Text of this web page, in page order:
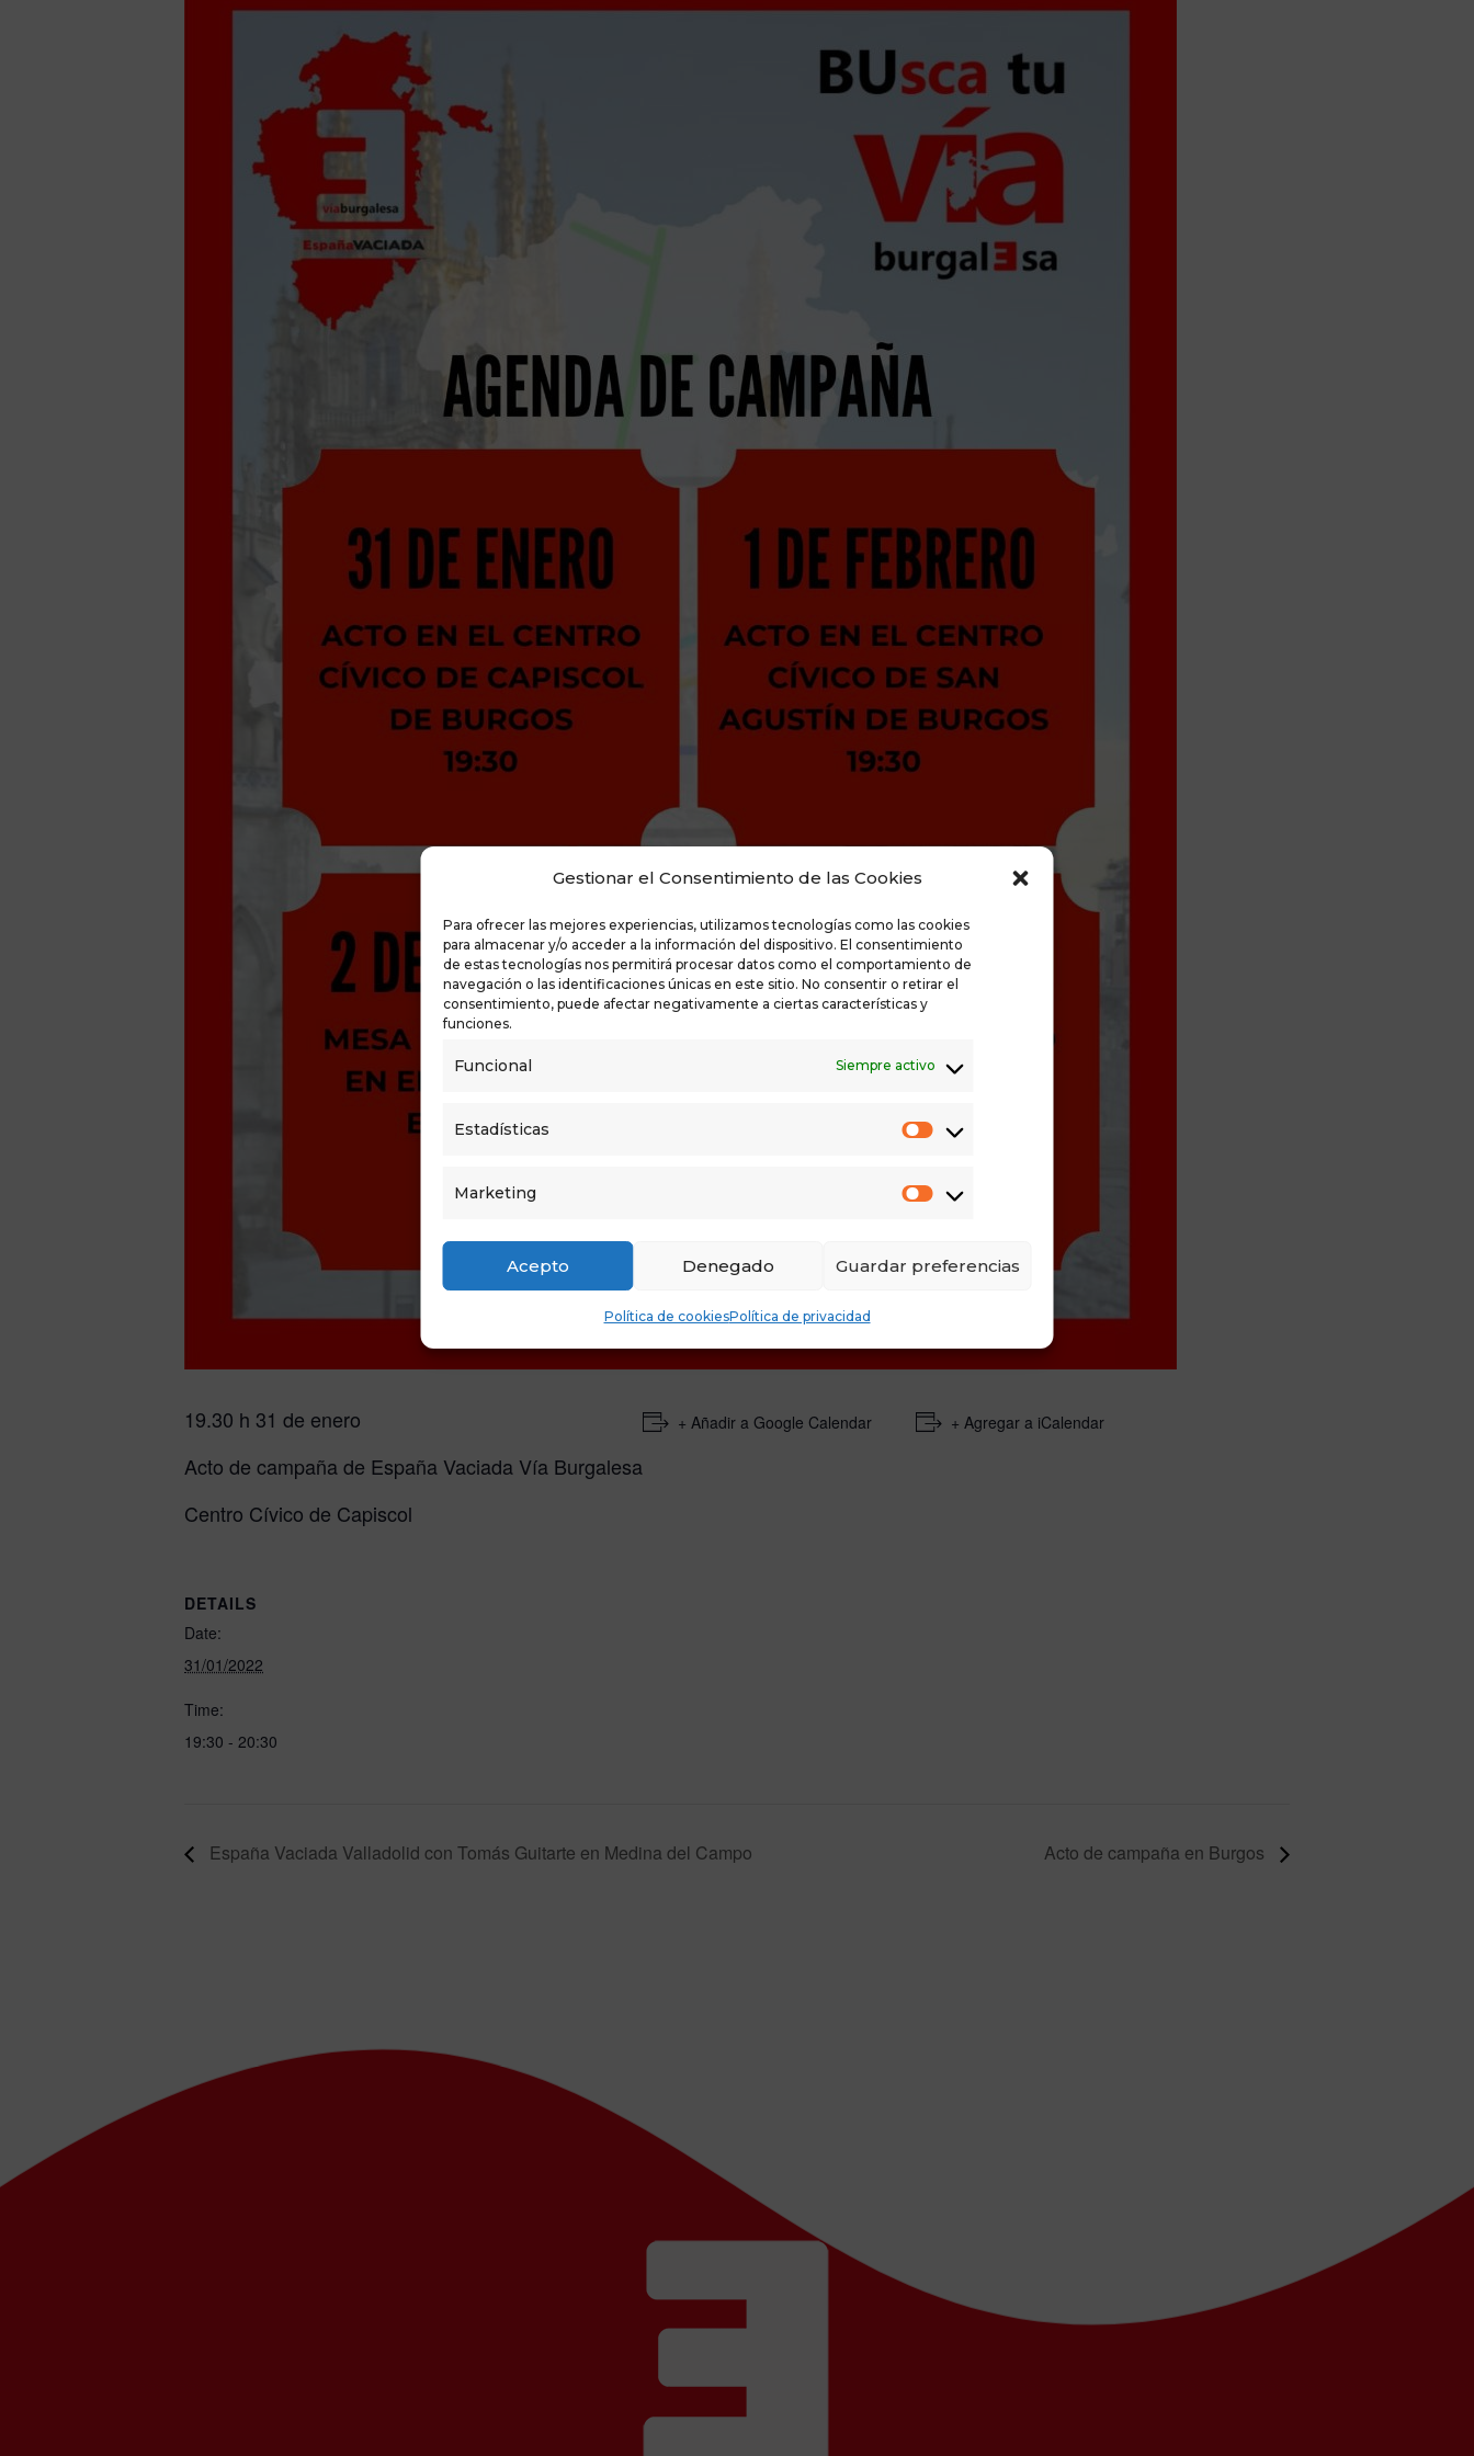
Gestionar el Consentimiento de las Cookies
Para ofrecer las mejores experiencias, utilizamos tecnologías como las cookies
para almacenar y/o acceder a la información del dispositivo. El consentimiento
de estas tecnologías nos permitirá procesar datos como el comportamiento de
navegación o las identificaciones únicas en este sitio. No consentir o retirar el
consentimiento, puede afectar negativamente a ciertas características y
funciones.
Funcional Siempre activo
Estadísticas
Marketing
Acepto Denegado Guardar preferencias
Política de cookiesPolítica de privacidad
19.30 h 31 de enero
Acto de campaña de España Vaciada Vía Burgalesa
Centro Cívico de Capiscol
+ Añadir a Google Calendar + Agregar a iCalendar
DETAILS
Date:
31/01/2022
Time:
19:30 - 20:30
España Vaciada Valladolid con Tomás Guitarte en Medina del Campo Acto de campaña en Burgos